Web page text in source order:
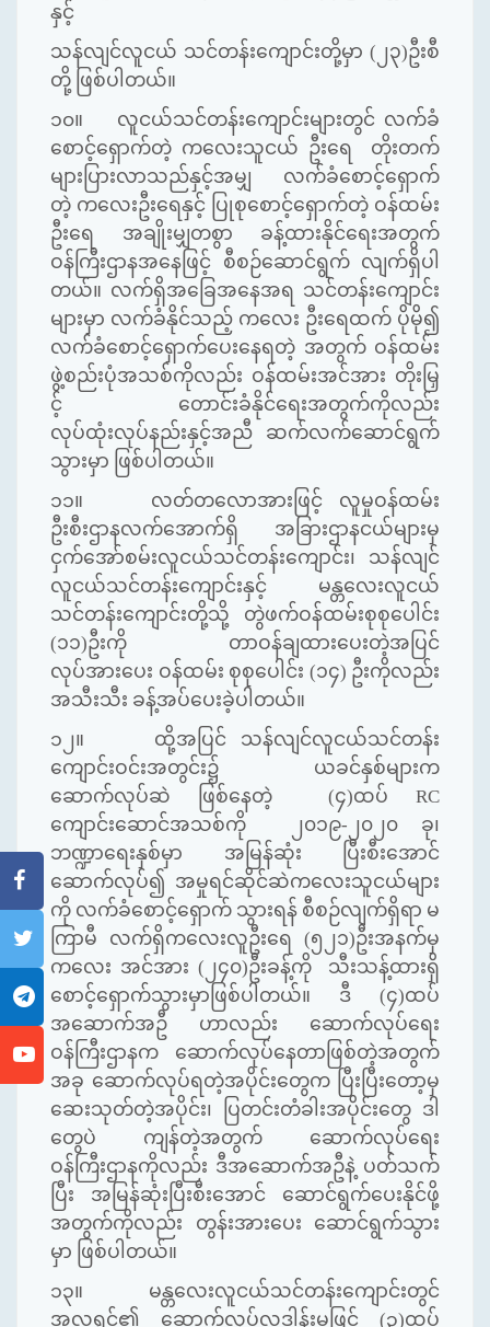
နှင့်
သန်လျင်လူငယ် သင်တန်းကျောင်းတို့မှာ (၂၃)ဦးစီ
တို့ ဖြစ်ပါတယ်။
၁၀။ လူငယ်သင်တန်းကျောင်းများတွင် လက်ခံ
စောင့်ရှောက်တဲ့ ကလေးသူငယ် ဦးရေ တိုးတက်
များပြားလာသည်နှင့်အမျှ လက်ခံစောင့်ရှောက်
တဲ့ ကလေးဦးရေနှင့် ပြုစုစောင့်‌ရှောက်တဲ့ ဝန်ထမ်း
ဦးရေ အချိုးမျှတစွာ ခန့်ထားနိုင်ရေးအတွက်
ဝန်ကြီးဌာနအနေဖြင့် စီစဉ်ဆောင်ရွက် လျက်ရှိပါ
တယ်။ လက်ရှိအခြေအနေအရ သင်တန်းကျောင်း
များမှာ လက်ခံနိုင်သည့် ကလေး ဦးရေထက် ပိုမို၍
လက်ခံစောင့်ရှောက်ပေးနေရတဲ့ အတွက် ဝန်ထမ်း
ဖွဲ့စည်းပုံအသစ်ကိုလည်း ဝန်ထမ်းအင်အား တိုးမြှ
င့် တောင်းခံနိုင်ရေးအတွက်ကိုလည်း
လုပ်ထုံးလုပ်နည်းနှင့်အညီ ဆက်လက်ဆောင်ရွက်
သွားမှာ ဖြစ်ပါတယ်။
၁၁။ လတ်တလောအားဖြင့် လူမှုဝန်ထမ်း
ဦးစီးဌာနလက်အောက်ရှိ အခြားဌာနငယ်များမှ
ငှက်အော်စမ်းလူငယ်သင်တန်းကျောင်း၊ သန်လျင်
လူငယ်သင်တန်းကျောင်းနှင့် မန္တလေးလူငယ်
သင်တန်းကျောင်းတို့သို့ တွဲဖက်ဝန်ထမ်းစုစုပေါင်း
(၁၁)ဦးကို တာဝန်ချထားပေးတဲ့အပြင်
လုပ်အားပေး ဝန်ထမ်း စုစုပေါင်း (၁၄) ဦးကိုလည်း
အသီးသီး ခန့်အပ်ပေးခဲ့ပါတယ်။
၁၂။
ထို့အပြင် သန်လျင်လူငယ်သင်တန်း
ကျောင်းဝင်းအတွင်း၌ ယခင်နှစ်များက
ဆောက်လုပ်ဆဲ ဖြစ်နေတဲ့ (၄)ထပ် RC
ကျောင်းဆောင်အသစ်ကို ၂၀၁၉-၂၀၂၀ ခု၊
ဘဏ္ဍာရေးနှစ်မှာ အမြန်ဆုံး ပြီးစီးအောင်
ဆောက်လုပ်၍ အမှုရင်ဆိုင်ဆဲကလေးသူငယ်များ
ကို လက်ခံစောင့်ရှောက် သွားရန် စီစဉ်လျက်ရှိရာ မ
ကြာမီ လက်ရှိကလေးလူဦးရေ (၅၂၁)ဦးအနက်မှ
ကလေး အင်အား (၂၄၀)ဦးခန့်ကို သီးသန့်ထားရှိ
စောင့်ရှောက်သွားမှာဖြစ်ပါတယ်။ ဒီ (၄)ထပ်
အဆောက်အဦ ဟာလည်း ဆောက်လုပ်ရေး
ဝန်ကြီးဌာနက ဆောက်လုပ်နေတာဖြစ်တဲ့အတွက်
အခု ဆောက်လုပ်ရတဲ့အပိုင်းတွေက ပြီးပြီးတော့မှ
ဆေးသုတ်တဲ့အပိုင်း၊ ပြတင်းတံခါးအပိုင်းတွေ ဒါ
တွေပဲ ကျန်တဲ့အတွက် ဆောက်လုပ်ရေး
ဝန်ကြီးဌာနကိုလည်း ဒီအဆောက်အဦနဲ့ ပတ်သက်
ပြီး အမြန်ဆုံးပြီးစီးအောင် ဆောင်ရွက်ပေးနိုင်ဖို့
အတွက်ကိုလည်း တွန်းအားပေး ဆောင်ရွက်သွား
မှာ ဖြစ်ပါတယ်။
၁၃။
မန္တလေးလူငယ်သင်တန်းကျောင်းတွင်
အလှူရှင်၏ ဆောက်လုပ်လှူဒါန်းမှုဖြင့် (၃)ထပ်